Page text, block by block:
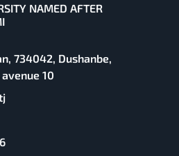
NAMED AFTER
734042, Dushanbe,
10